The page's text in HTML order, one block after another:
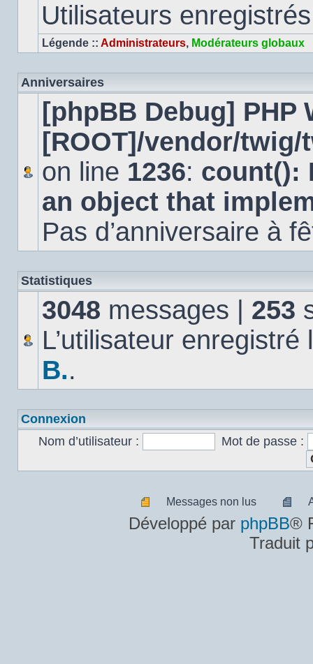
Utilisateurs
Légende :: Administrateurs, Modérateurs globaux
Anniversaires
[phpBB Debug] PHP
[ROOT]/vendor/
on line 1236: count():
an object that
Pas d’anniversaire à
Statistiques
3048 messages | 253
L’utilisateur
B..
Connexion
Nom d’utilisateur :
Mot de passe :
Messages
non
Messages non lus
lu
Développé par phpBB®
Traduit